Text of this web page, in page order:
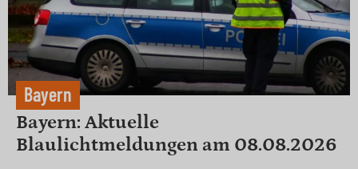
Bayern
Bayern: Aktuelle
Blaulichtmeldungen am 08.08.2026